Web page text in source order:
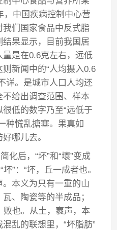
，中国疾病控制中心营
们国家食品中反式脂
果显示，目前我国居
是在0.6克左右，远低
新闻中的“人均摄入0.6
详。是城市人口人均还
给出调查范围、样本
低的数字乃至“远低于
种慌乱搪塞。果真如
哪儿去。
化后，“坏”和“壞”变成
”：“坏，丘一成者也。
本义为只有一重的山
、陶瓷等的半成品；
败也。从土，褱声，本
乱的联想里，“坏脂肪”